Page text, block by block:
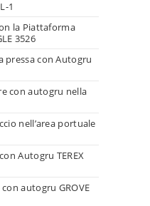
1
la Piattaforma
3526
pressa con Autogru
con autogru nella
nell’area portuale
Autogru TEREX
autogru GROVE